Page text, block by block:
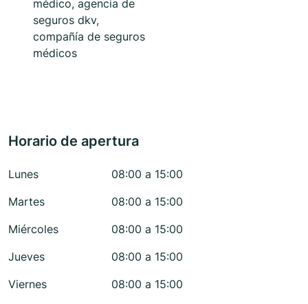
médico, agencia de
seguros dkv,
compañía de seguros
médicos
Horario de apertura
Lunes
08:00 a 15:00
Martes
08:00 a 15:00
Miércoles
08:00 a 15:00
Jueves
08:00 a 15:00
Viernes
08:00 a 15:00